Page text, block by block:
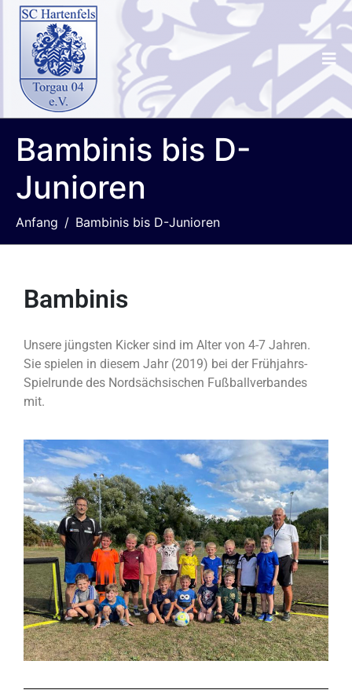
Bambinis bis D-
Junioren
Anfang Bambinis bis D-Junioren
Bambinis
Unsere jüngsten Kicker sind im Alter von 4-7 Jahren.
Sie spielen in diesem Jahr (2019) bei der Frühjahrs-
Spielrunde des Nordsächsischen Fußballverbandes
mit.